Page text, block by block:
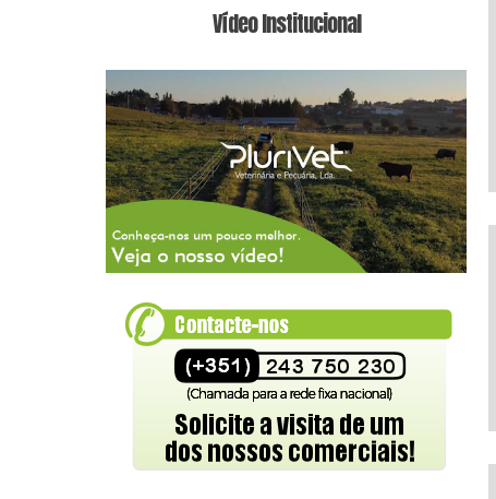
Vídeo Institucional